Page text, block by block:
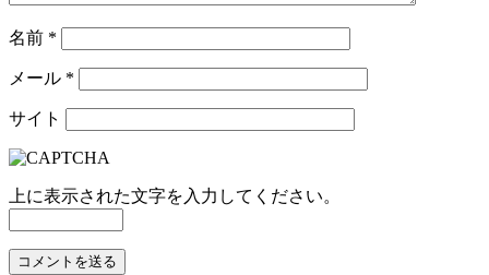
名前 *
メール *
サイト
上に表示された文字を入力してください。